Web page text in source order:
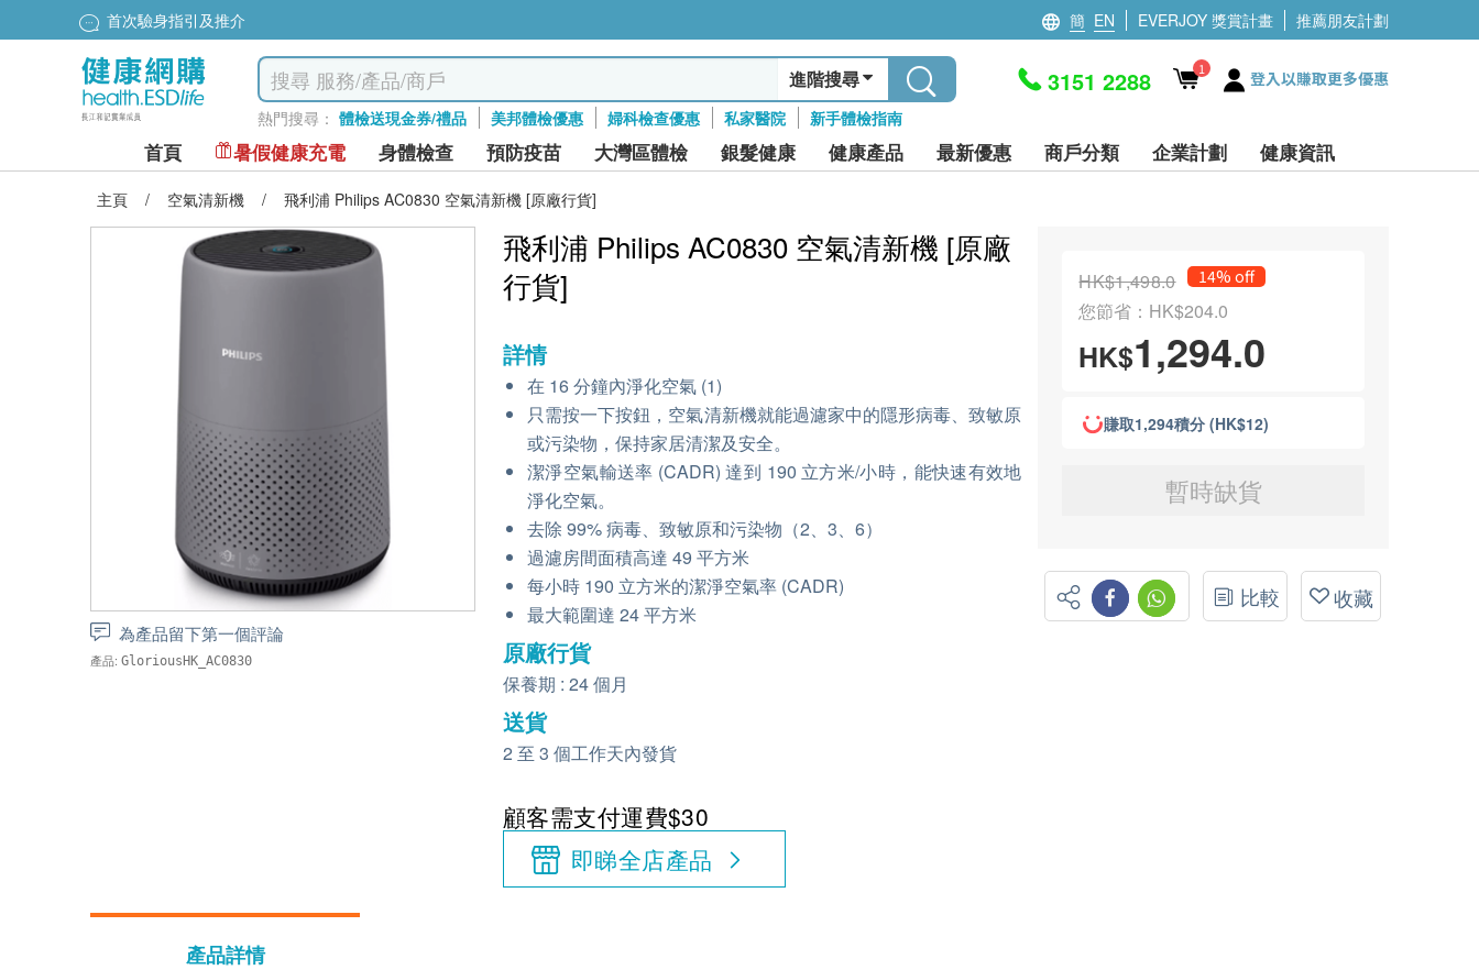
首次驗身指引及推介 簡 EN EVERJOY 獎賞計畫 推薦朋友計劃
進階搜尋
熱門搜尋： 體檢送現金券/禮品 美邦體檢優惠 婦科檢查優惠 私家醫院 新手體檢指南
3151 2288 1 登入以賺取更多優惠
首頁 暑假健康充電 身體檢查 預防疫苗 大灣區體檢 銀髮健康 健康產品 最新優惠 商戶分類 企業計劃 健康資訊
主頁 / 空氣清新機 / 飛利浦 Philips AC0830 空氣清新機 [原廠行貨]
為產品留下第一個評論
產品: GloriousHK_AC0830
飛利浦 Philips AC0830 空氣清新機 [原廠
行貨]
詳情
在 16 分鐘內淨化空氣 (1)
只需按一下按鈕，空氣清新機就能過濾家中的隱形病毒、致敏原
或污染物，保持家居清潔及安全。
潔淨空氣輸送率 (CADR) 達到 190 立方米/小時，能快速有效地
淨化空氣。
去除 99% 病毒、致敏原和污染物（2、3、6）
過濾房間面積高達 49 平方米
每小時 190 立方米的潔淨空氣率 (CADR)
最大範圍達 24 平方米
原廠行貨
保養期 : 24 個月
送貨
2 至 3 個工作天內發貨
顧客需支付運費$30
即睇全店產品
HK$1,498.0 14% off
您節省：HK$204.0
HK$1,294.0
賺取1,294積分 (HK$12)
暫時缺貨
比較 收藏
產品詳情